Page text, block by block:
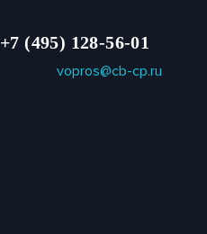
+7 (495) 128-56-01
vopros@cb-cp.ru